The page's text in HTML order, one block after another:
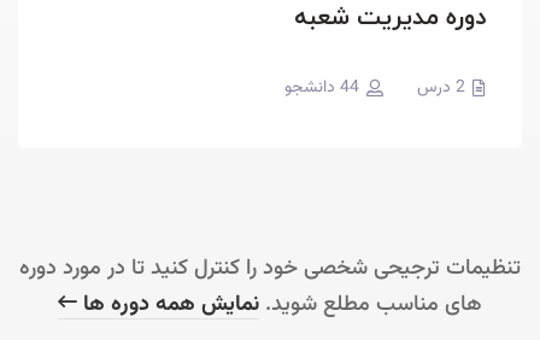
دوره مدیریت شعبه
2 درس 44 دانشجو
تنظیمات ترجیحی شخصی خود را کنترل کنید تا در مورد دوره
های مناسب مطلع شوید. نمایش همه دوره ها